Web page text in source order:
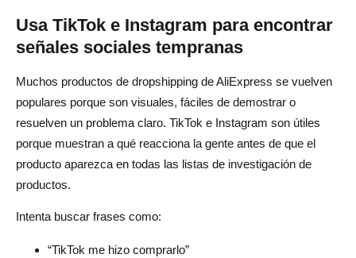
Usa TikTok e Instagram para encontrar
señales sociales tempranas
Muchos productos de dropshipping de AliExpress se vuelven
populares porque son visuales, fáciles de demostrar o
resuelven un problema claro. TikTok e Instagram son útiles
porque muestran a qué reacciona la gente antes de que el
producto aparezca en todas las listas de investigación de
productos.
Intenta buscar frases como:
“TikTok me hizo comprarlo”